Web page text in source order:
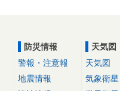
防災情報
警報・注意報
地震情報
天気図
天気図
気象衛星